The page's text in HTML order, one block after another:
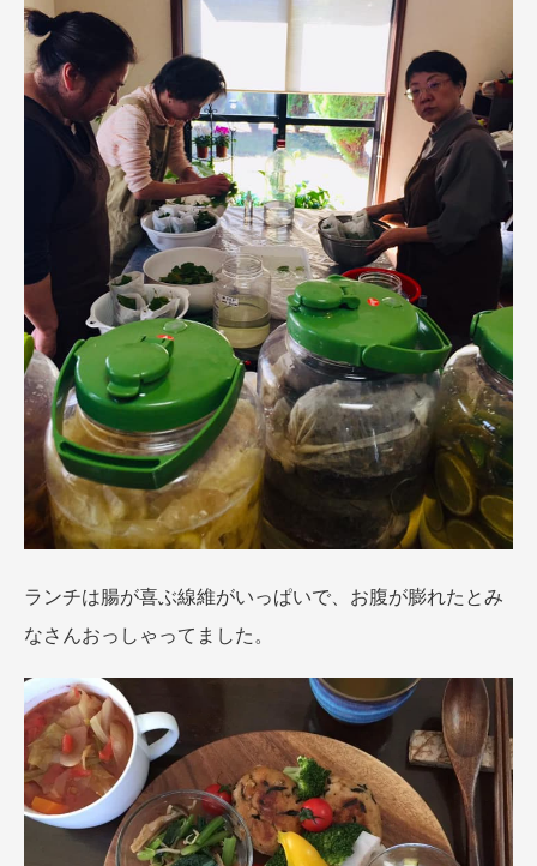
ランチは腸が喜ぶ線維がいっぱいで、お腹が膨れたとみ
なさんおっしゃってました。